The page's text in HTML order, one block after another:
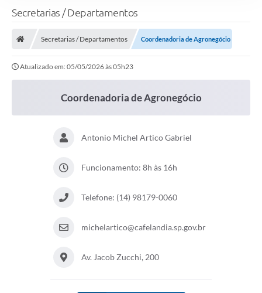
Secretarias / Departamentos
Secretarias / Departamentos Coordenadoria de Agronegócio
Atualizado em: 05/05/2026 às 05h23
Coordenadoria de Agronegócio
Antonio Michel Artico Gabriel
Funcionamento: 8h às 16h
Telefone: (14) 98179-0060
michelartico@cafelandia.sp.gov.br
Av. Jacob Zucchi, 200